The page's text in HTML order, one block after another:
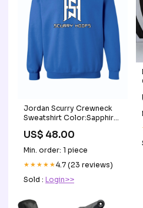
Jordan Scurry Crewneck
Sweatshirt Color:Sapphire
US$ 48.00
Min. order: 1 piece
★★★★★4.7 (23 reviews)
Sold : Login>>